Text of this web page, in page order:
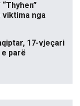
nga
17-vjeçari
parë